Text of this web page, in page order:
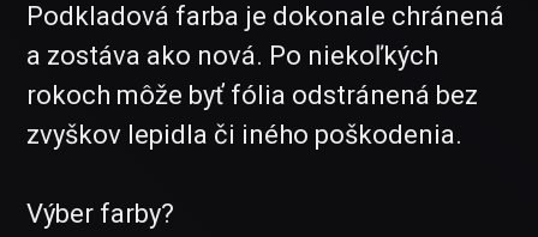
Podkladová farba je dokonale chránená
a zostáva ako nová. Po niekoľkých
rokoch môže byť fólia odstránená bez
zvyškov lepidla či iného poškodenia.
Výber farby?